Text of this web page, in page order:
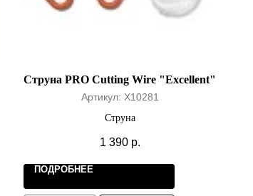
Струна PRO Cutting Wire "Excellent"
Артикул: X10281
Струна
1 390 р.
ПОДРОБНЕЕ